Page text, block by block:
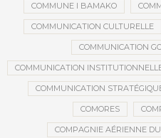
COMMUNE I BAMAKO
COMMUNICATION CULTURELLE
COMMUNICATION
COMMUNICATION
COMMUNICATION
COMORES
COMPAGNIE AÉRIENNE